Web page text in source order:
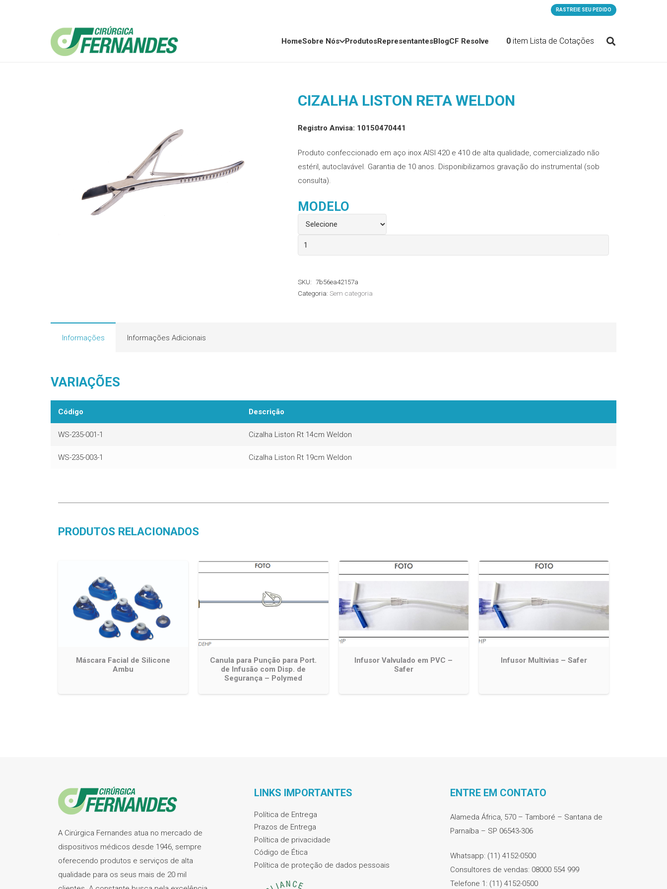
RASTREIE SEU PEDIDO
HomeSobre Nós ProdutosRepresentantesBlogCF Resolve 0 item Lista de Cotações
CIZALHA LISTON RETA WELDON
Registro Anvisa: 10150470441
Produto confeccionado em aço inox AISI 420 e 410 de alta qualidade, comercializado não
estéril, autoclavável. Garantia de 10 anos. Disponibilizamos gravação do instrumental (sob
consulta).
MODELO
Cizalha
Liston
Weldon
quantidade
SKU: 7b56ea42157a
Categoria: Sem categoria
Informações Informações Adicionais
VARIAÇÕES
Código Descrição
WS-235-001-1 Cizalha Liston Rt 14cm Weldon
WS-235-003-1 Cizalha Liston Rt 19cm Weldon
PRODUTOS RELACIONADOS
Máscara Facial de Silicone
Ambu
Canula para Punção para Port.
de Infusão com Disp. de
Segurança – Polymed
Infusor Valvulado em PVC –
Safer
Infusor Multivias – Safer
A Cirúrgica Fernandes atua no mercado de
dispositivos médicos desde 1946, sempre
oferecendo produtos e serviços de alta
qualidade para os seus mais de 20 mil
LINKS IMPORTANTES
Política de Entrega
Prazos de Entrega
Política de privacidade
Código de Ética
Política de proteção de dados pessoais
ENTRE EM CONTATO
Alameda África, 570 – Tamboré – Santana de
Parnaíba – SP 06543-306
Whatsapp: (11) 4152-0500
Consultores de vendas: 08000 554 999
Telefone 1: (11) 4152-0500